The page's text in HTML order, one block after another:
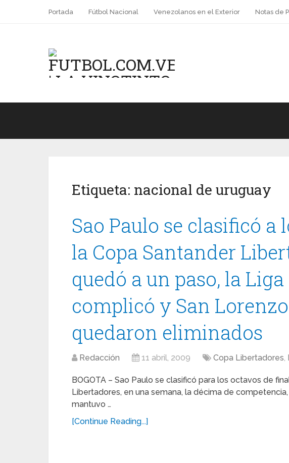
Portada Fútbol Nacional Venezolanos en el Exterior Notas de
Etiqueta: nacional de uruguay
Sao Paulo se clasificó a
la Copa Santander
quedó a un paso, la
complicó y San
quedaron eliminados
Redacción 11 abril, 2009 Copa Libertadores,
BOGOTA – Sao Paulo se clasificó para los octavos de
Libertadores, en una semana, la décima de
mantuvo …
[Continue Reading...]